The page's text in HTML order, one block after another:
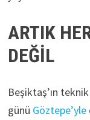
ARTIK
DEĞİL
Beşiktaş’ın
günü Göztepe’yle